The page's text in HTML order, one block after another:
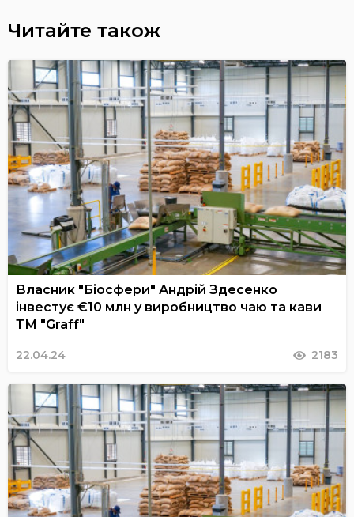
Читайте також
Власник "Біосфери" Андрій Здесенко
інвестує €10 млн у виробництво чаю та кави
ТМ "Graff"
22.04.24 2183